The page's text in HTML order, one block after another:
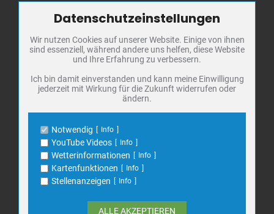
Stadt Bad
Frankenhausen
Markt 1
06567 Bad Frankenhausen
Telefon: 034671 7 20 0
E-Mail:info@bad-frankenhausen.de
Search
for:
Zum Betrieb der Seite notwendige Cookies / Drittanbieter:
Name
PHP Session Cookie
Anbieter
Eigentümer dieser Website
Schutz
Cookie Name
PHPSESSID, fe_typo_user
Name
Cookiespeicherung Entscheidungscookie
Anbieter
Eigentümer dieser Website
Zweck
Speichert die Einstellungen der Besucher
bezüglich der Speicherung von Cookies.
Cookie Name
dywc
1 Jahr
Datenschutzeinstellungen
Wir nutzen Cookies auf unserer Website. Einige von ihnen
sind essenziell, während andere uns helfen, diese Website
und Ihre Erfahrung zu verbessern.
Ich bin damit einverstanden und kann meine Einwilligung
jederzeit mit Wirkung für die Zukunft widerrufen oder
ändern.
Notwendig Info
YouTube Videos Info
Wetterinformationen Info
Kartenfunktionen Info
Stellenanzeigen Info
ALLE AKZEPTIEREN